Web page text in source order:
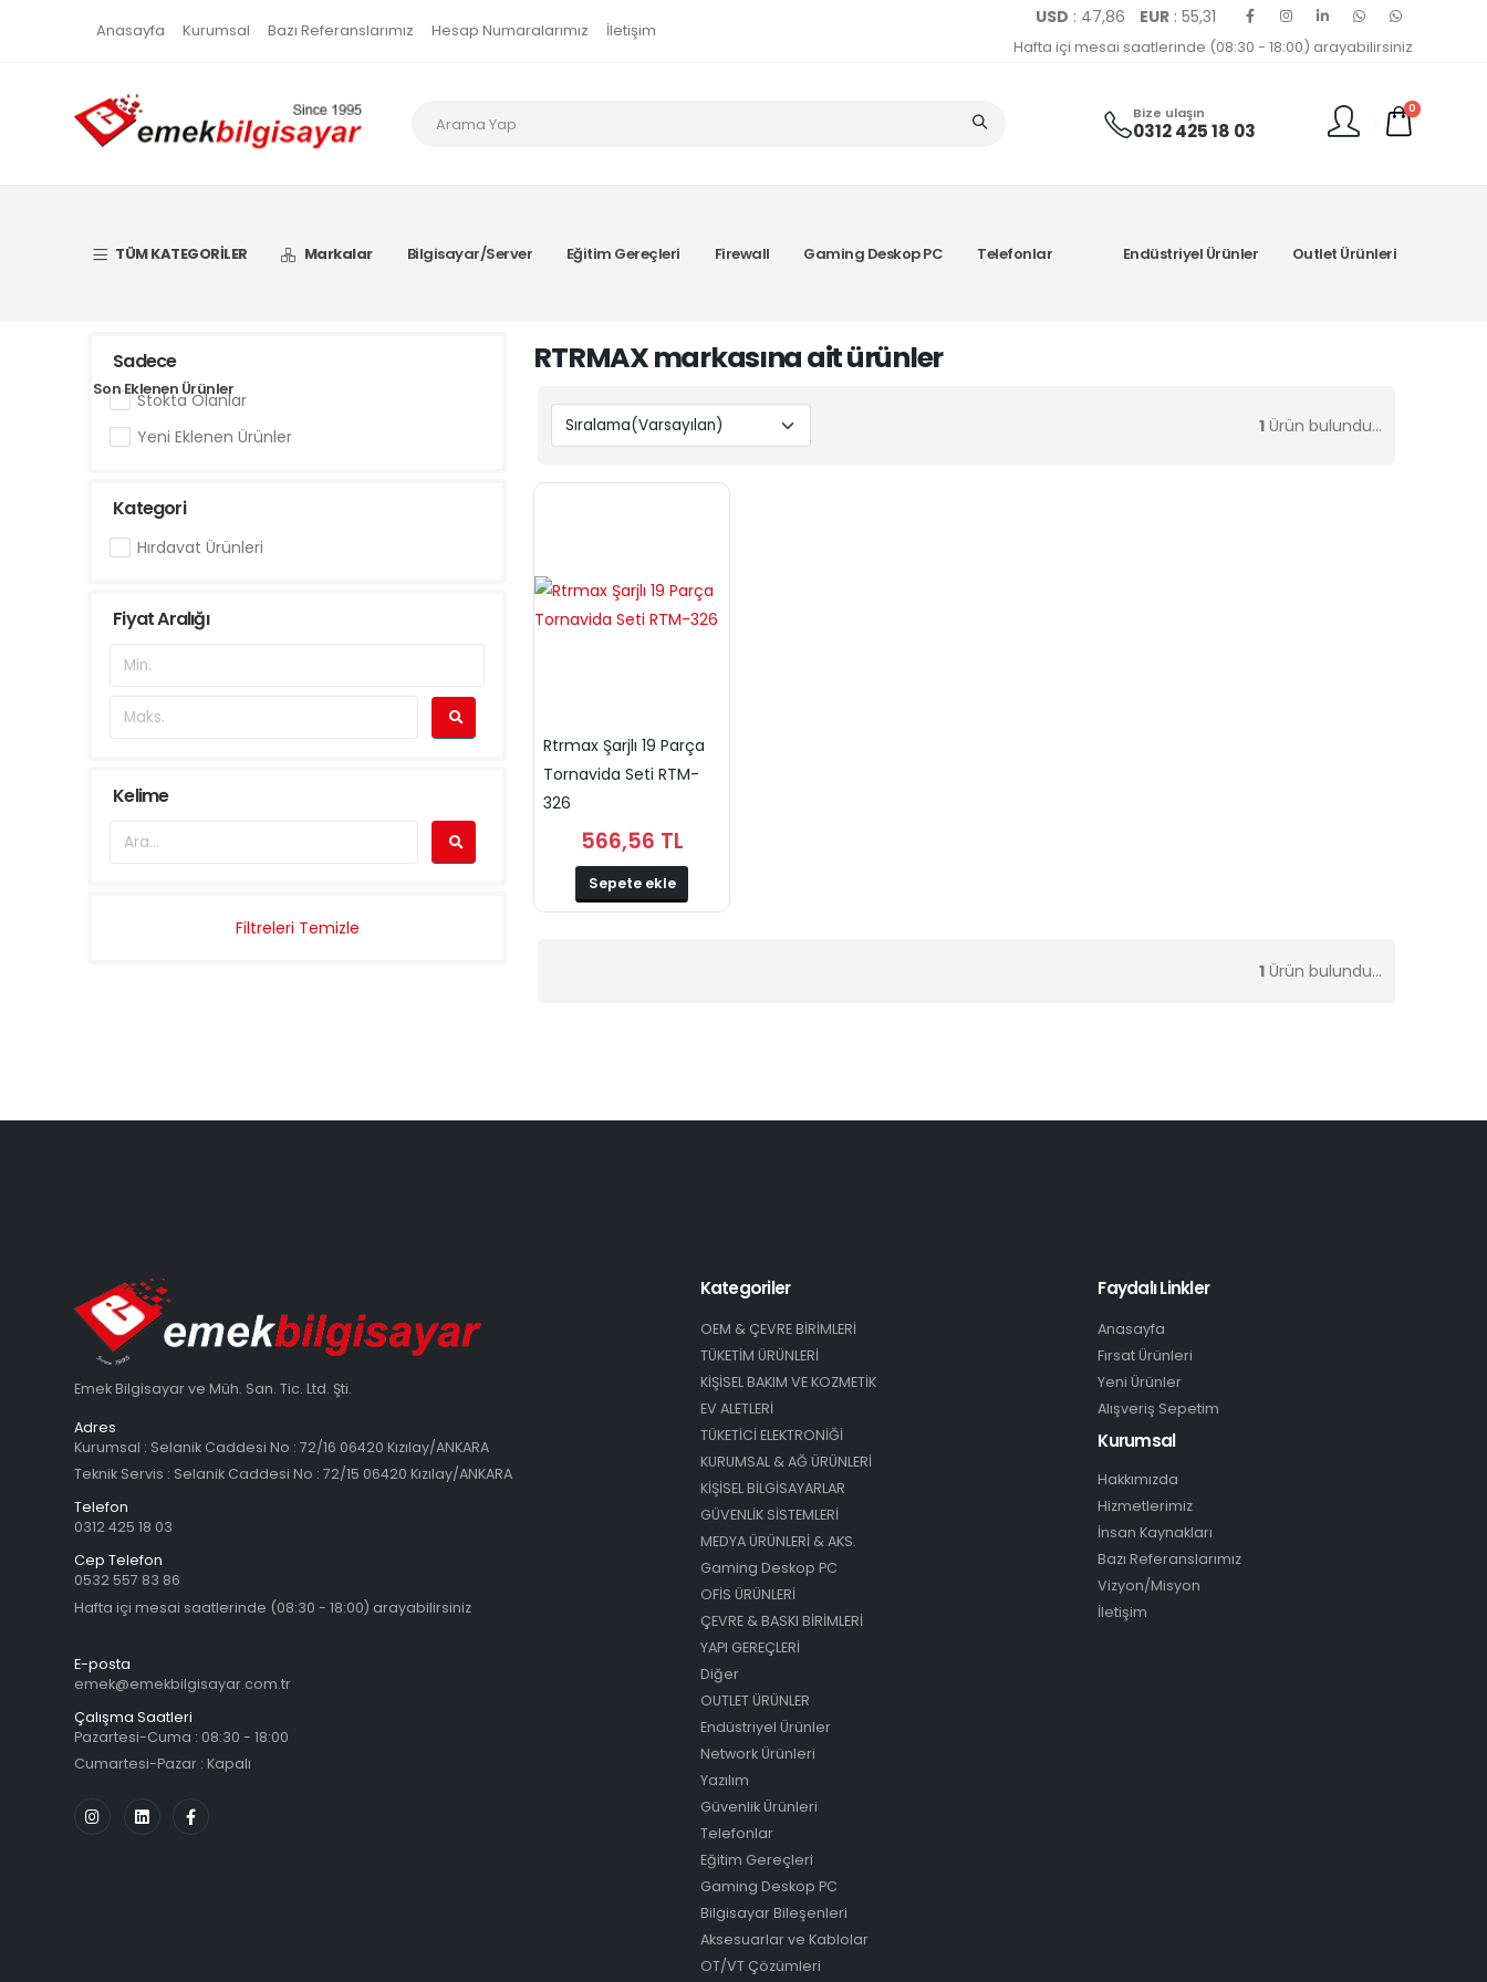
Anasayfa Kurumsal Bazı Referanslarımız Hesap Numaralarımız İletişim
USD : 47,86 EUR: 55,31
Hafta içi mesai saatlerinde (08:30 - 18:00) arayabilirsiniz
Bize ulaşın
0312 425 18 03
0
TÜM KATEGORİLER Markalar Bilgisayar/Server Eğitim Gereçleri Firewall Gaming Deskop PC Telefonlar Endüstriyel Ürünler Outlet Ürünleri
Son Eklenen Ürünler
Sadece
Stokta Olanlar
Yeni Eklenen Ürünler
Kategori
Hırdavat Ürünleri
Fiyat Aralığı
Kelime
Filtreleri Temizle
RTRMAX markasına ait ürünler
1Ürün bulundu...
Rtrmax Şarjlı 19 Parça
Tornavida Seti RTM-
326
566,56 TL
Sepete ekle
1Ürün bulundu...
Emek Bilgisayar ve Müh. San. Tic. Ltd. Şti.
Adres
Kurumsal : Selanik Caddesi No : 72/16 06420 Kızılay/ANKARA
Teknik Servis : Selanik Caddesi No : 72/15 06420 Kızılay/ANKARA
Telefon
0312 425 18 03
Cep Telefon
0532 557 83 86
Hafta içi mesai saatlerinde (08:30 - 18:00) arayabilirsiniz
E-posta
emek@emekbilgisayar.com.tr
Çalışma Saatleri
Pazartesi-Cuma : 08:30 - 18:00
Cumartesi-Pazar : Kapalı
Kategoriler
OEM & ÇEVRE BİRİMLERİ
TÜKETİM ÜRÜNLERİ
KİŞİSEL BAKIM VE KOZMETİK
EV ALETLERİ
TÜKETİCİ ELEKTRONİĞİ
KURUMSAL & AĞ ÜRÜNLERİ
KİŞİSEL BİLGİSAYARLAR
GÜVENLİK SİSTEMLERİ
MEDYA ÜRÜNLERİ & AKS.
Gaming Deskop PC
OFİS ÜRÜNLERİ
ÇEVRE & BASKI BİRİMLERİ
YAPI GEREÇLERİ
Diğer
OUTLET ÜRÜNLER
Endüstriyel Ürünler
Network Ürünleri
Yazılım
Güvenlik Ürünleri
Telefonlar
Eğitim Gereçleri
Gaming Deskop PC
Bilgisayar Bileşenleri
Aksesuarlar ve Kablolar
OT/VT Çözümleri
Faydalı Linkler
Anasayfa
Fırsat Ürünleri
Yeni Ürünler
Alışveriş Sepetim
Kurumsal
Hakkımızda
Hizmetlerimiz
İnsan Kaynakları
Bazı Referanslarımız
Vizyon/Misyon
İletişim